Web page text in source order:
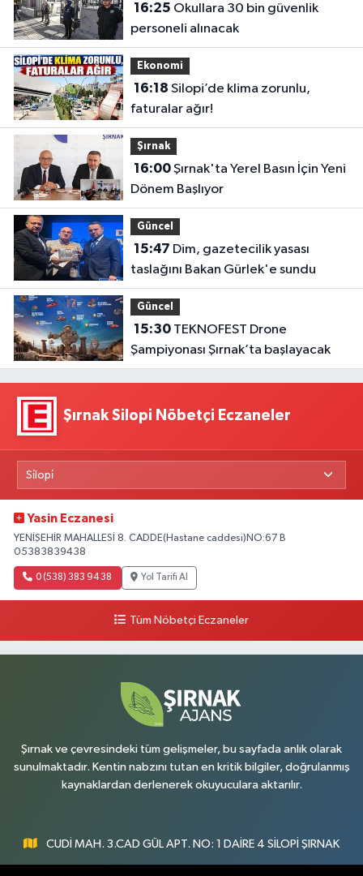
16:25
personeli alınacak
Ekonomi
16:18
faturalar ağır!
Şırnak
16:00Şırnak'ta Yerel Basın İçin Yeni
Dönem Başlıyor
Güncel
15:47
taslağını Bakan Gürlek'e sundu
Güncel
15:30TEKNOFEST Drone
Şampiyonası Şırnak’ta başlayacak
Şırnak Silopi Nöbetçi Eczaneler
Yasin Eczanesi
YENİŞEHİR MAHALLESİ 8. CADDE(Hastane caddesi)NO:67 B
05383839438
0 (538) 383 94 38 Yol Tarifi Al
Tüm Nöbetçi Eczaneler
Şırnak ve çevresindeki tüm gelişmeler, bu sayfada anlık olarak
sunulmaktadır. Kentin nabzını tutan en kritik bilgiler, doğrulanmış
kaynaklardan derlenerek okuyuculara aktarılır.
CUDİ MAH. 3.CAD GÜL APT. NO: 1 DAİRE 4 SİLOPİ ŞIRNAK